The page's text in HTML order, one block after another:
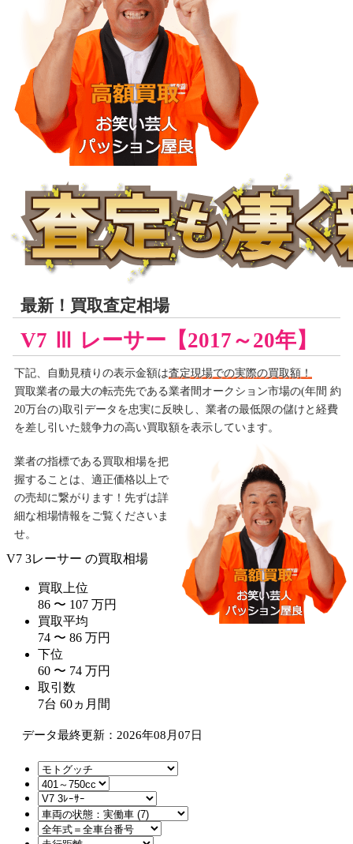
最新！買取査定相場
V7 Ⅲ レーサー【2017～20年】
下記、自動見積りの表示金額は査定現場での実際の買取額！
買取業者の最大の転売先である業者間オークション市場の(年間 約
20万台の)取引データを忠実に反映し、業者の最低限の儲けと経費
を差し引いた競争力の高い買取額を表示しています。
業者の指標である買取相場を把
握することは、適正価格以上で
の売却に繋がります！先ずは詳
細な相場情報をご覧くださいま
せ。
V7 3レーサー の買取相場
買取上位
86 〜 107 万円
買取平均
74 〜 86 万円
下位
60 〜 74 万円
取引数
7台 60ヵ月間
データ最終更新：2026年08月07日